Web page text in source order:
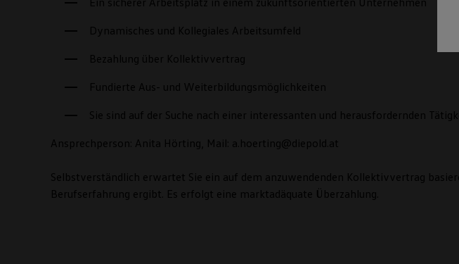
Dynamisches und Kollegiales Arbeitsumfeld
Bezahlung über Kollektivvertrag
Fundierte Aus- und Weiterbildungsmöglichkeiten
Sie sind auf der Suche nach einer interessanten und herausfordernden
Ansprechperson: Anita Hörting, Mail: a.hoerting@diepold.at
Selbstverständlich erwartet Sie ein auf dem anzuwendenden Kollektivvertrag
Berufserfahrung ergibt. Es erfolgt eine marktadäquate Überzahlung.